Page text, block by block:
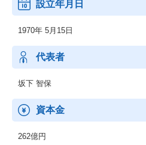
＜業務別＞
・CRM
・SFA
・SCM
・ERP
・WEB
＜IT基盤、ネットワーク＞
・ネットワーク
・先端IT
設立年月日
1970年 5月15日
代表者
坂下 智保
資本金
262億円